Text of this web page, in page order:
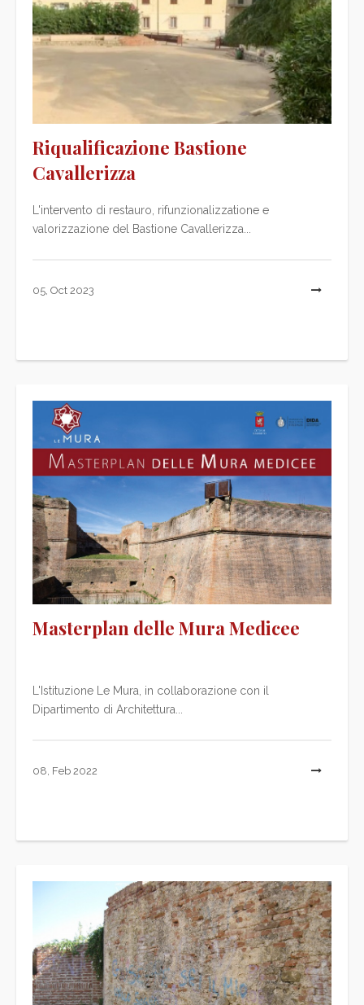
Riqualificazione Bastione
Cavallerizza
L'intervento di restauro, rifunzionalizzatione e
valorizzazione del Bastione Cavallerizza...
05, Oct 2023
Masterplan delle Mura Medicee
L'Istituzione Le Mura, in collaborazione con il
Dipartimento di Architettura...
08, Feb 2022